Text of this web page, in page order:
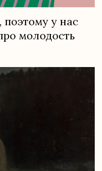
у нас
молодость